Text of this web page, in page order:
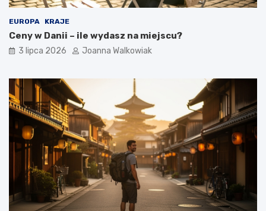
EUROPA KRAJE
Ceny w Danii – ile wydasz na miejscu?
3 lipca 2026 Joanna Walkowiak